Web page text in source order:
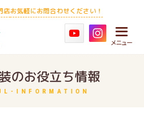
店お気軽にお問合わせください！
メニュー
のお役立ち情報
INFORMATION